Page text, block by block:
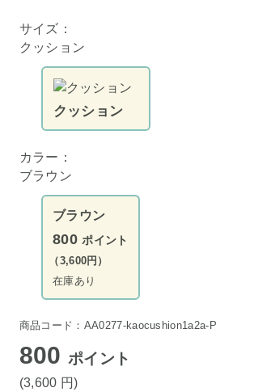
サイズ：
クッション
クッション
カラー：
ブラウン
ブラウン
800ポイント
（3,600円）
在庫あり
商品コード：AA0277-kaocushion1a2a-P
800 ポイント
(3,600 円)